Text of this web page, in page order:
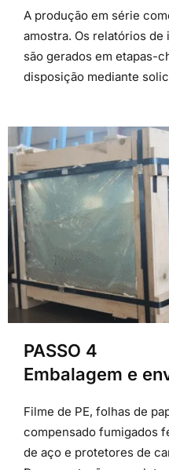
A produção em série
amostra. Os relatórios
são gerados em etapas-
disposição mediante
PASSO 4
Embalagem e
Filme de PE, folhas de
compensado fumigados
de aço e protetores de